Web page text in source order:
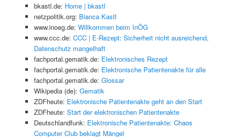
bkastl.de: Home | bkastl
netzpolitik.org: Bianca Kastl
www.inoeg.de: Willkommen beim InÖG
www.ccc.de: CCC | E-Rezept: Sicherheit nicht ausreichend,
Datenschutz mangelhaft
fachportal.gematik.de: Elektronisches Rezept
fachportal.gematik.de: Elektronische Patientenakte für alle
fachportal.gematik.de: Glossar
Wikipedia (de): Gematik
ZDFheute: Elektronische Patientenakte geht an den Start
ZDFheute: Start der elektronischen Patientenakte
Deutschlandfunk: Elektronische Patientenakte: Chaos
Computer Club beklagt Mängel